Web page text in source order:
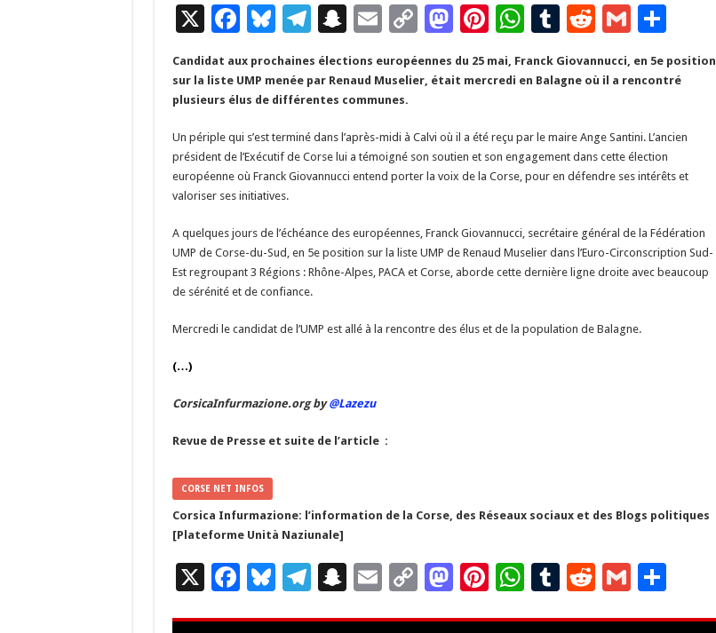
X F
e
b
o
o
k
Bl
u
es
ky
T
el
e
gr
a
m
S
n
a
p
c
h
at
E
ai
l
C
p
Li
n
k
M
as
to
o
n
Pi
nt
er
t
W
at
p
p
T
u
m
r
R
d
t
G
ai
P
ar
ta
er
Candidat aux prochaines élections européennes du 25 mai, Franck Giovannucci, en 5e position
sur la liste UMP menée par Renaud Muselier, était mercredi en Balagne où il a rencontré
plusieurs élus de différentes communes.
Un périple qui s’est terminé dans l’après-midi à Calvi où il a été reçu par le maire Ange Santini. L’ancien
président de l’Exécutif de Corse lui a témoigné son soutien et son engagement dans cette élection
européenne où Franck Giovannucci entend porter la voix de la Corse, pour en défendre ses intérêts et
valoriser ses initiatives.
A quelques jours de l’échéance des européennes, Franck Giovannucci, secrétaire général de la Fédération
UMP de Corse-du-Sud, en 5e position sur la liste UMP de Renaud Muselier dans l’Euro-Circonscription Sud-
Est regroupant 3 Régions : Rhône-Alpes, PACA et Corse, aborde cette dernière ligne droite avec beaucoup
de sérénité et de confiance.
Mercredi le candidat de l’UMP est allé à la rencontre des élus et de la population de Balagne.
(…)
CorsicaInfurmazione.org by@Lazezu
Revue de Presse et suite de l’article :
CORSE NET INFOS
Corsica Infurmazione: l’information de la Corse, des Réseaux sociaux et des Blogs politiques
[Plateforme Unità Naziunale]
X F
Bl T S
E
C M Pi W T R G P